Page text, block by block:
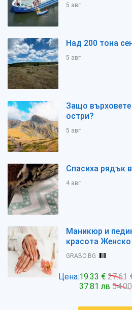
5 авг
Над 200 тона
5 авг
Защо
остри?
5 авг
Спасиха рядък
4 авг
Маникюр и
красота
GRABO.BG
Цена:19.33 € 27.61
37.81 лв